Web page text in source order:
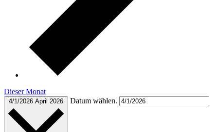
Dieser Monat
4/1/2026 April 2026 Datum wählen.